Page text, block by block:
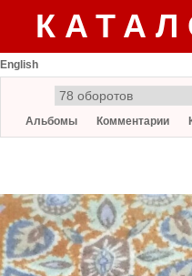
English
Альбомы Комментарии